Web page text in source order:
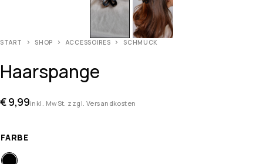
START SHOP ACCESSOIRES SCHMUCK
Haarspange
€9,99inkl. MwSt. zzgl. Versandkosten
FARBE